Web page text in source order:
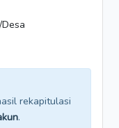
rekapitulasi
.